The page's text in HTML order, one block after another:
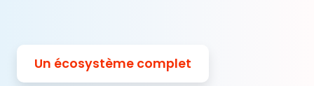
Un écosystème complet